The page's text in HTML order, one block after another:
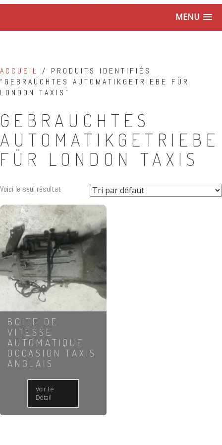
MENU
ACCUEIL / PRODUITS IDENTIFIÉS
“GEBRAUCHTES AUTOMATIKGETRIEBE FÜR
LONDON TAXIS”
GEBRAUCHTES
AUTOMATIKGETRIEBE
FÜR LONDON TAXIS
Voici le seul résultat
BOITE DE
VITESSE
AUTOMATIQUE
OCCASION TAXIS
ANGLAIS
Voir Le
Détail